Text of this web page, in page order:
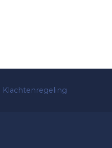
Klachtenregeling